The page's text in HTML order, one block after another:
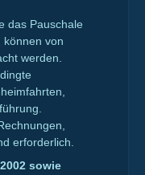
das Pauschale
können von
werden.
erforderlich.
sowie